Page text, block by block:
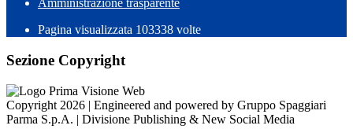
Amministrazione trasparente
Pagina visualizzata 103338 volte
Sezione Copyright
Copyright 2026 | Engineered and powered by Gruppo Spaggiari
Parma S.p.A. | Divisione Publishing & New Social Media